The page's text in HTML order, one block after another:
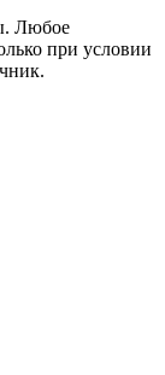
Любое
при условии